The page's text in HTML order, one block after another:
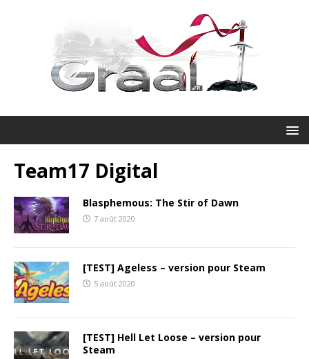
Team17 Digital
Blasphemous: The Stir of Dawn
7 août 2020
[TEST] Ageless – version pour Steam
5 août 2020
[TEST] Hell Let Loose – version pour
Steam